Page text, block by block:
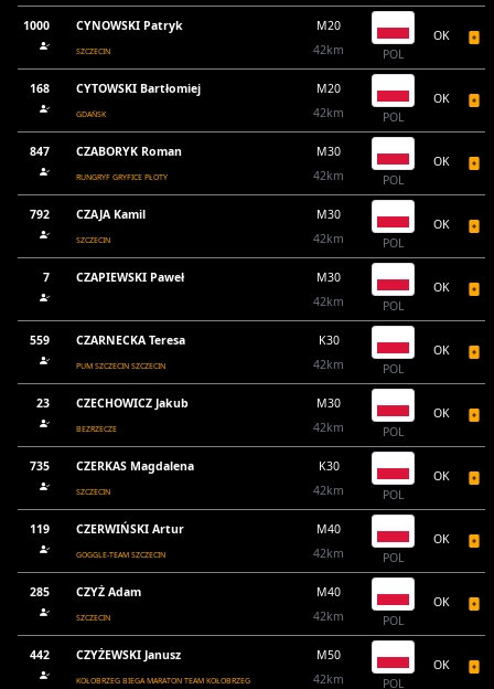
1000 CYNOWSKI Patryk
SZCZECIN
M20
42km
POL
OK
168 CYTOWSKI Bartłomiej
GDAŃSK
M20
42km
POL
OK
847 CZABORYK Roman
RUNGRYF GRYFICE PŁOTY
M30
42km
POL
OK
792 CZAJA Kamil
SZCZECIN
M30
42km
POL
OK
7 CZAPIEWSKI Paweł
M30
42km
POL
OK
559 CZARNECKA Teresa
PUM SZCZECIN SZCZECIN
K30
42km
POL
OK
23 CZECHOWICZ Jakub
BEZRZECZE
M30
42km
POL
OK
735 CZERKAS Magdalena
SZCZECIN
K30
42km
POL
OK
119 CZERWIŃSKI Artur
GOGGLE-TEAM SZCZECIN
M40
42km
POL
OK
285 CZYŻ Adam
SZCZECIN
M40
42km
POL
OK
442 CZYŻEWSKI Janusz
KOŁOBRZEG BIEGA MARATON TEAM KOŁOBRZEG
M50
42km
POL
OK